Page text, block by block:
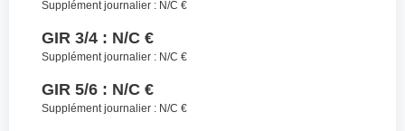
Supplément journalier : N/C €
GIR 3/4 : N/C €
Supplément journalier : N/C €
GIR 5/6 : N/C €
Supplément journalier : N/C €